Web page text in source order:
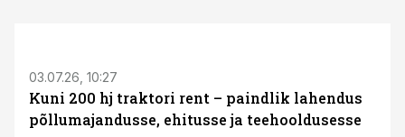
03.07.26, 10:27
Kuni 200 hj traktori rent – paindlik lahendus
põllumajandusse, ehitusse ja teehooldusesse